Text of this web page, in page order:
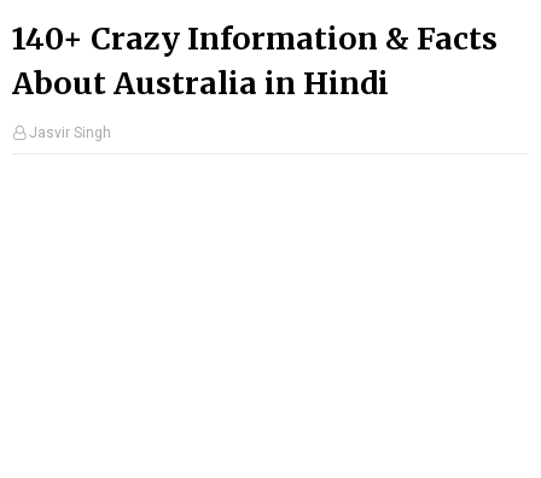
140+ Crazy Information & Facts
About Australia in Hindi
Jasvir Singh